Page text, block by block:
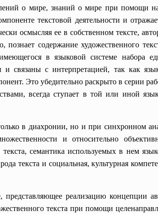
о мире, знаний о мире при помощи
текстовой деятельности и
осмысляя ее в собственном тексте,
познает содержание художественного
в языковой системе набора
и связаны с интерпретацией, так как
Это убедительно раскрыто в серии
всегда ступает в той или иной
в диахронии, но и при синхронном
и относительно
семантика используемых в нем
текста и социальная, культурная
представляющее реализацию концепции
текста при помощи